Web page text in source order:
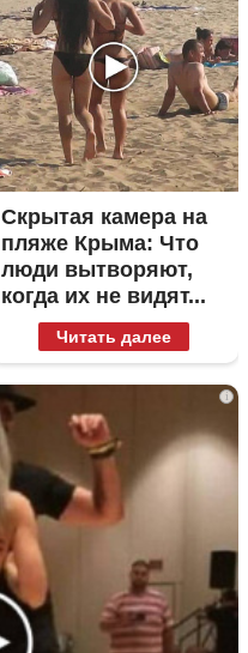
Скрытая камера на
пляже Крыма: Что
люди вытворяют,
когда их не видят...
Читать далее
i